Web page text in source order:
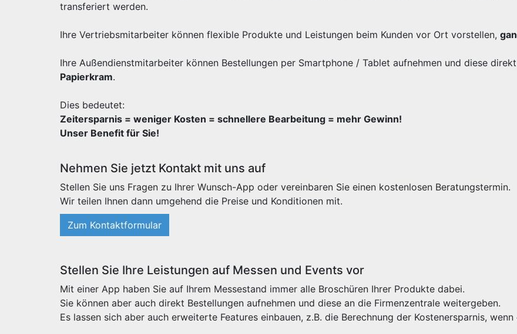
transferiert werden.
Ihre Vertriebsmitarbeiter können flexible Produkte und Leistungen beim Kunden vor Ort vorstellen,
Ihre Außendienstmitarbeiter können Bestellungen per Smartphone / Tablet aufnehmen und diese
Papierkram.
Dies bedeutet:
Zeitersparnis = weniger Kosten = schnellere Bearbeitung = mehr Gewinn!
Unser Benefit für Sie!
Nehmen Sie jetzt Kontakt mit uns auf
Stellen Sie uns Fragen zu Ihrer Wunsch-App oder vereinbaren Sie einen kostenlosen Beratungstermin.
Wir teilen Ihnen dann umgehend die Preise und Konditionen mit.
Zum Kontaktformular
Stellen Sie Ihre Leistungen auf Messen und Events vor
Mit einer App haben Sie auf Ihrem Messestand immer alle Broschüren Ihrer Produkte dabei.
Sie können aber auch direkt Bestellungen aufnehmen und diese an die Firmenzentrale weitergeben.
Es lassen sich aber auch erweiterte Features einbauen, z.B. die Berechnung der Kostenersparnis,